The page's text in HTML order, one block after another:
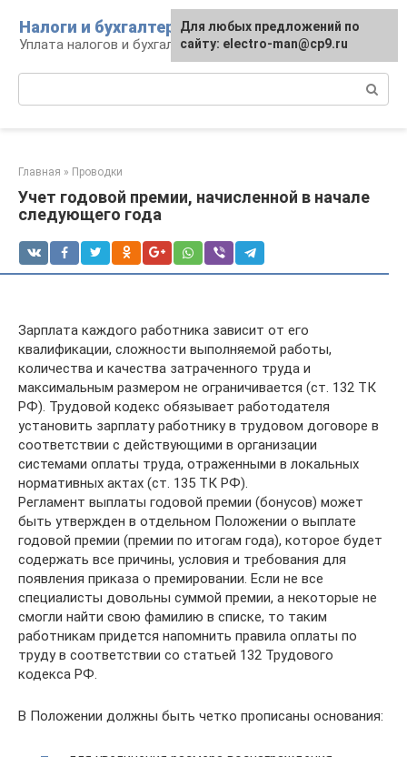
контенту
Налоги и бухгалтерия
Уплата налогов и бухгалтерская отчётность
Главная » Проводки
Учет годовой премии, начисленной в начале
следующего года
Зарплата каждого работника зависит от его
квалификации, сложности выполняемой работы,
количества и качества затраченного труда и
максимальным размером не ограничивается (ст. 132 ТК
РФ). Трудовой кодекс обязывает работодателя
установить зарплату работнику в трудовом договоре в
соответствии с действующими в организации
системами оплаты труда, отраженными в локальных
нормативных актах (ст. 135 ТК РФ).
Регламент выплаты годовой премии (бонусов) может
быть утвержден в отдельном Положении о выплате
годовой премии (премии по итогам года), которое будет
содержать все причины, условия и требования для
появления приказа о премировании. Если не все
специалисты довольны суммой премии, а некоторые не
смогли найти свою фамилию в списке, то таким
работникам придется напомнить правила оплаты по
труду в соответствии со статьей 132 Трудового
кодекса РФ.
В Положении должны быть четко прописаны основания:
Для любых предложений по
сайту: electro-man@cp9.ru